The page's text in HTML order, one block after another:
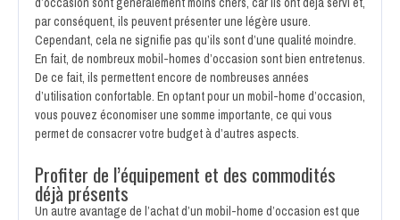
par conséquent, ils peuvent présenter une légère usure.
Cependant, cela ne signifie pas qu’ils sont d’une qualité moindre.
En fait, de nombreux mobil-homes d’occasion sont bien entretenus.
De ce fait, ils permettent encore de nombreuses années
d’utilisation confortable. En optant pour un mobil-home d’occasion,
vous pouvez économiser une somme importante, ce qui vous
permet de consacrer votre budget à d’autres aspects.
Profiter de l’équipement et des commodités
déjà présents
Un autre avantage de l’achat d’un mobil-home d’occasion est que